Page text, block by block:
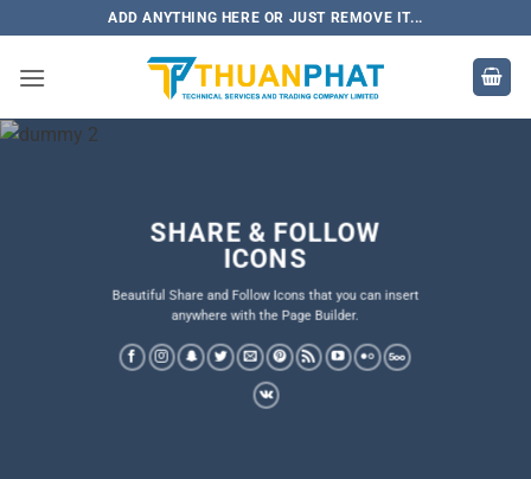
qua
nội
ADD ANYTHING HERE OR JUST REMOVE IT...
SHARE & FOLLOW
ICONS
Beautiful Share and Follow Icons that you can insert
anywhere with the Page Builder.